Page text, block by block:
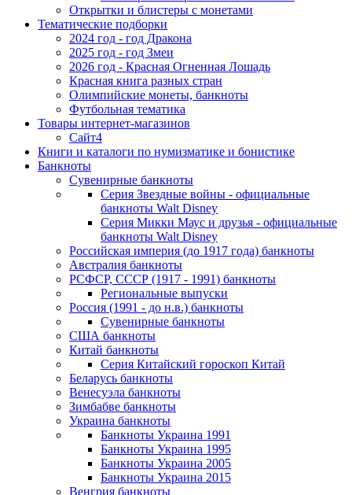
Открытки и блистеры с монетами
Тематические подборки
2024 год - год Дракона
2025 год - год Змеи
2026 год - Красная Огненная Лошадь
Красная книга разных стран
Олимпийские монеты, банкноты
Футбольная тематика
Товары интернет-магазинов
Сайт4
Книги и каталоги по нумизматике и бонистике
Банкноты
Сувенирные банкноты
Серия Звездные войны - официальные
банкноты Walt Disney
Серия Микки Маус и друзья - официальные
банкноты Walt Disney
Российская империя (до 1917 года) банкноты
Австралия банкноты
РСФСР, СССР (1917 - 1991) банкноты
Региональные выпуски
Россия (1991 - до н.в.) банкноты
Сувенирные банкноты
США банкноты
Китай банкноты
Серия Китайский гороскоп Китай
Беларусь банкноты
Венесуэла банкноты
Зимбабве банкноты
Украина банкноты
Банкноты Украина 1991
Банкноты Украина 1995
Банкноты Украина 2005
Банкноты Украина 2015
Венгрия банкноты